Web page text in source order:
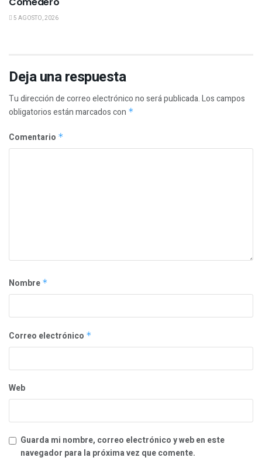
5 AGOSTO, 2026
Deja una respuesta
Tu dirección de correo electrónico no será publicada.Los campos
obligatorios están marcados con *
Comentario *
Nombre *
Correo electrónico *
Web
Guarda mi nombre, correo electrónico y web en este
navegador para la próxima vez que comente.